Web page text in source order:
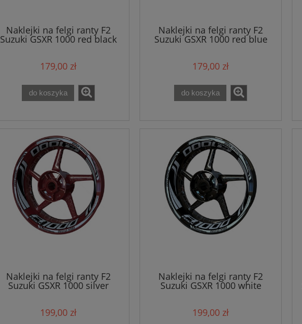
Naklejki na felgi ranty F2
Suzuki GSXR 1000 red black
179,00 zł
do koszyka
Naklejki na felgi ranty F2
Suzuki GSXR 1000 red blue
179,00 zł
do koszyka
Naklejki na felgi ranty F2
Suzuki GSXR 1000 silver
199,00 zł
Naklejki na felgi ranty F2
Suzuki GSXR 1000 white
199,00 zł